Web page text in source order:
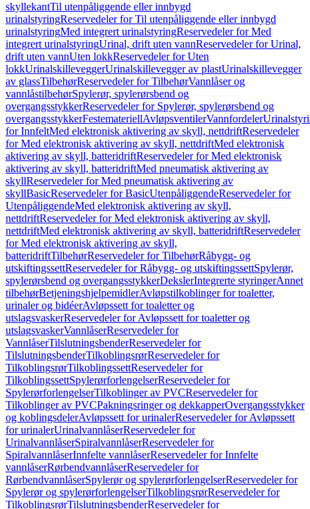
skyllekantTil utenpåliggende eller innbygd
urinalstyringReservedeler for Til utenpåliggende eller innbygd
urinalstyringMed integrert urinalstyringReservedeler for Med
integrert urinalstyringUrinal, drift uten vannReservedeler for Urinal,
drift uten vannUten lokkReservedeler for Uten
lokkUrinalskilleveggerUrinalskillevegger av plastUrinalskillevegger
av glassTilbehørReservedeler for TilbehørVannlåser og
vannlåstilbehørSpylerør, spylerørsbend og
overgangsstykkerReservedeler for Spylerør, spylerørsbend og
overgangsstykkerFestemateriellAvløpsventilerVannfordeler
for InnfeltMed elektronisk aktivering av skyll, nettdriftReservedeler
for Med elektronisk aktivering av skyll, nettdriftMed elektronisk
aktivering av skyll, batteridriftReservedeler for Med elektronisk
aktivering av skyll, batteridriftMed pneumatisk aktivering av
skyllReservedeler for Med pneumatisk aktivering av
skyllBasicReservedeler for BasicUtenpåliggendeReservedeler for
UtenpåliggendeMed elektronisk aktivering av skyll,
nettdriftReservedeler for Med elektronisk aktivering av skyll,
nettdriftMed elektronisk aktivering av skyll, batteridriftReservedeler
for Med elektronisk aktivering av skyll,
batteridriftTilbehørReservedeler for TilbehørRåbygg- og
utskiftingssettReservedeler for Råbygg- og utskiftingssettSpylerør,
spylerørsbend og overgangsstykkerDekslerIntegrerte styringerAnnet
tilbehørBetjeningshjelpemidlerAvløpstilkoblinger for toaletter,
urinaler og bidéerAvløpssett for toaletter og
utslagsvaskerReservedeler for Avløpssett for toaletter og
utslagsvaskerVannlåserReservedeler for
VannlåserTilslutningsbenderReservedeler for
TilslutningsbenderTilkoblingsrørReservedeler for
TilkoblingsrørTilkoblingssettReservedeler for
TilkoblingssettSpylerørforlengelserReservedeler for
SpylerørforlengelserTilkoblinger av PVCReservedeler for
Tilkoblinger av PVCPakningsringer og dekkapperOvergangsstykker
og koblingsdelerAvløpssett for urinalerReservedeler for Avløpssett
for urinalerUrinalvannlåserReservedeler for
UrinalvannlåserSpiralvannlåserReservedeler for
SpiralvannlåserInnfelte vannlåserReservedeler for Innfelte
vannlåserRørbendvannlåserReservedeler for
RørbendvannlåserSpylerør og spylerørforlengelserReservedeler for
Spylerør og spylerørforlengelserTilkoblingsrørReservedeler for
TilkoblingsrørTilslutningsbenderReservedeler for